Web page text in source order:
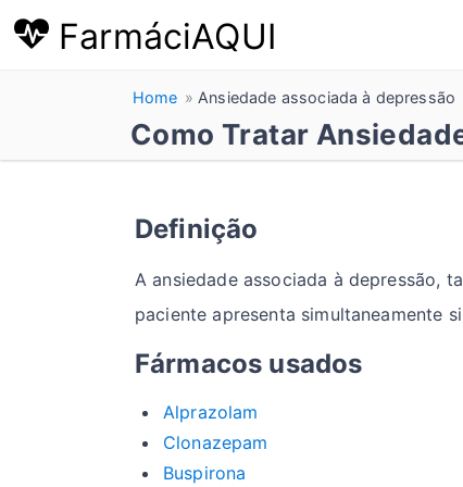
FarmáciAQUI
Home Ansiedade associada à depressão
Como Tratar
Definição
A ansiedade associada à depressão,
paciente apresenta simultaneamente
Fármacos usados
Alprazolam
Clonazepam
Buspirona